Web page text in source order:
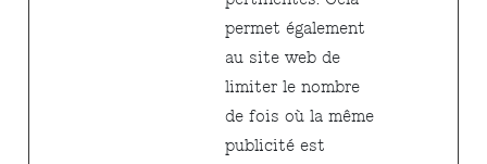
permet également
au site web de
limiter le nombre
de fois où la même
publicité est